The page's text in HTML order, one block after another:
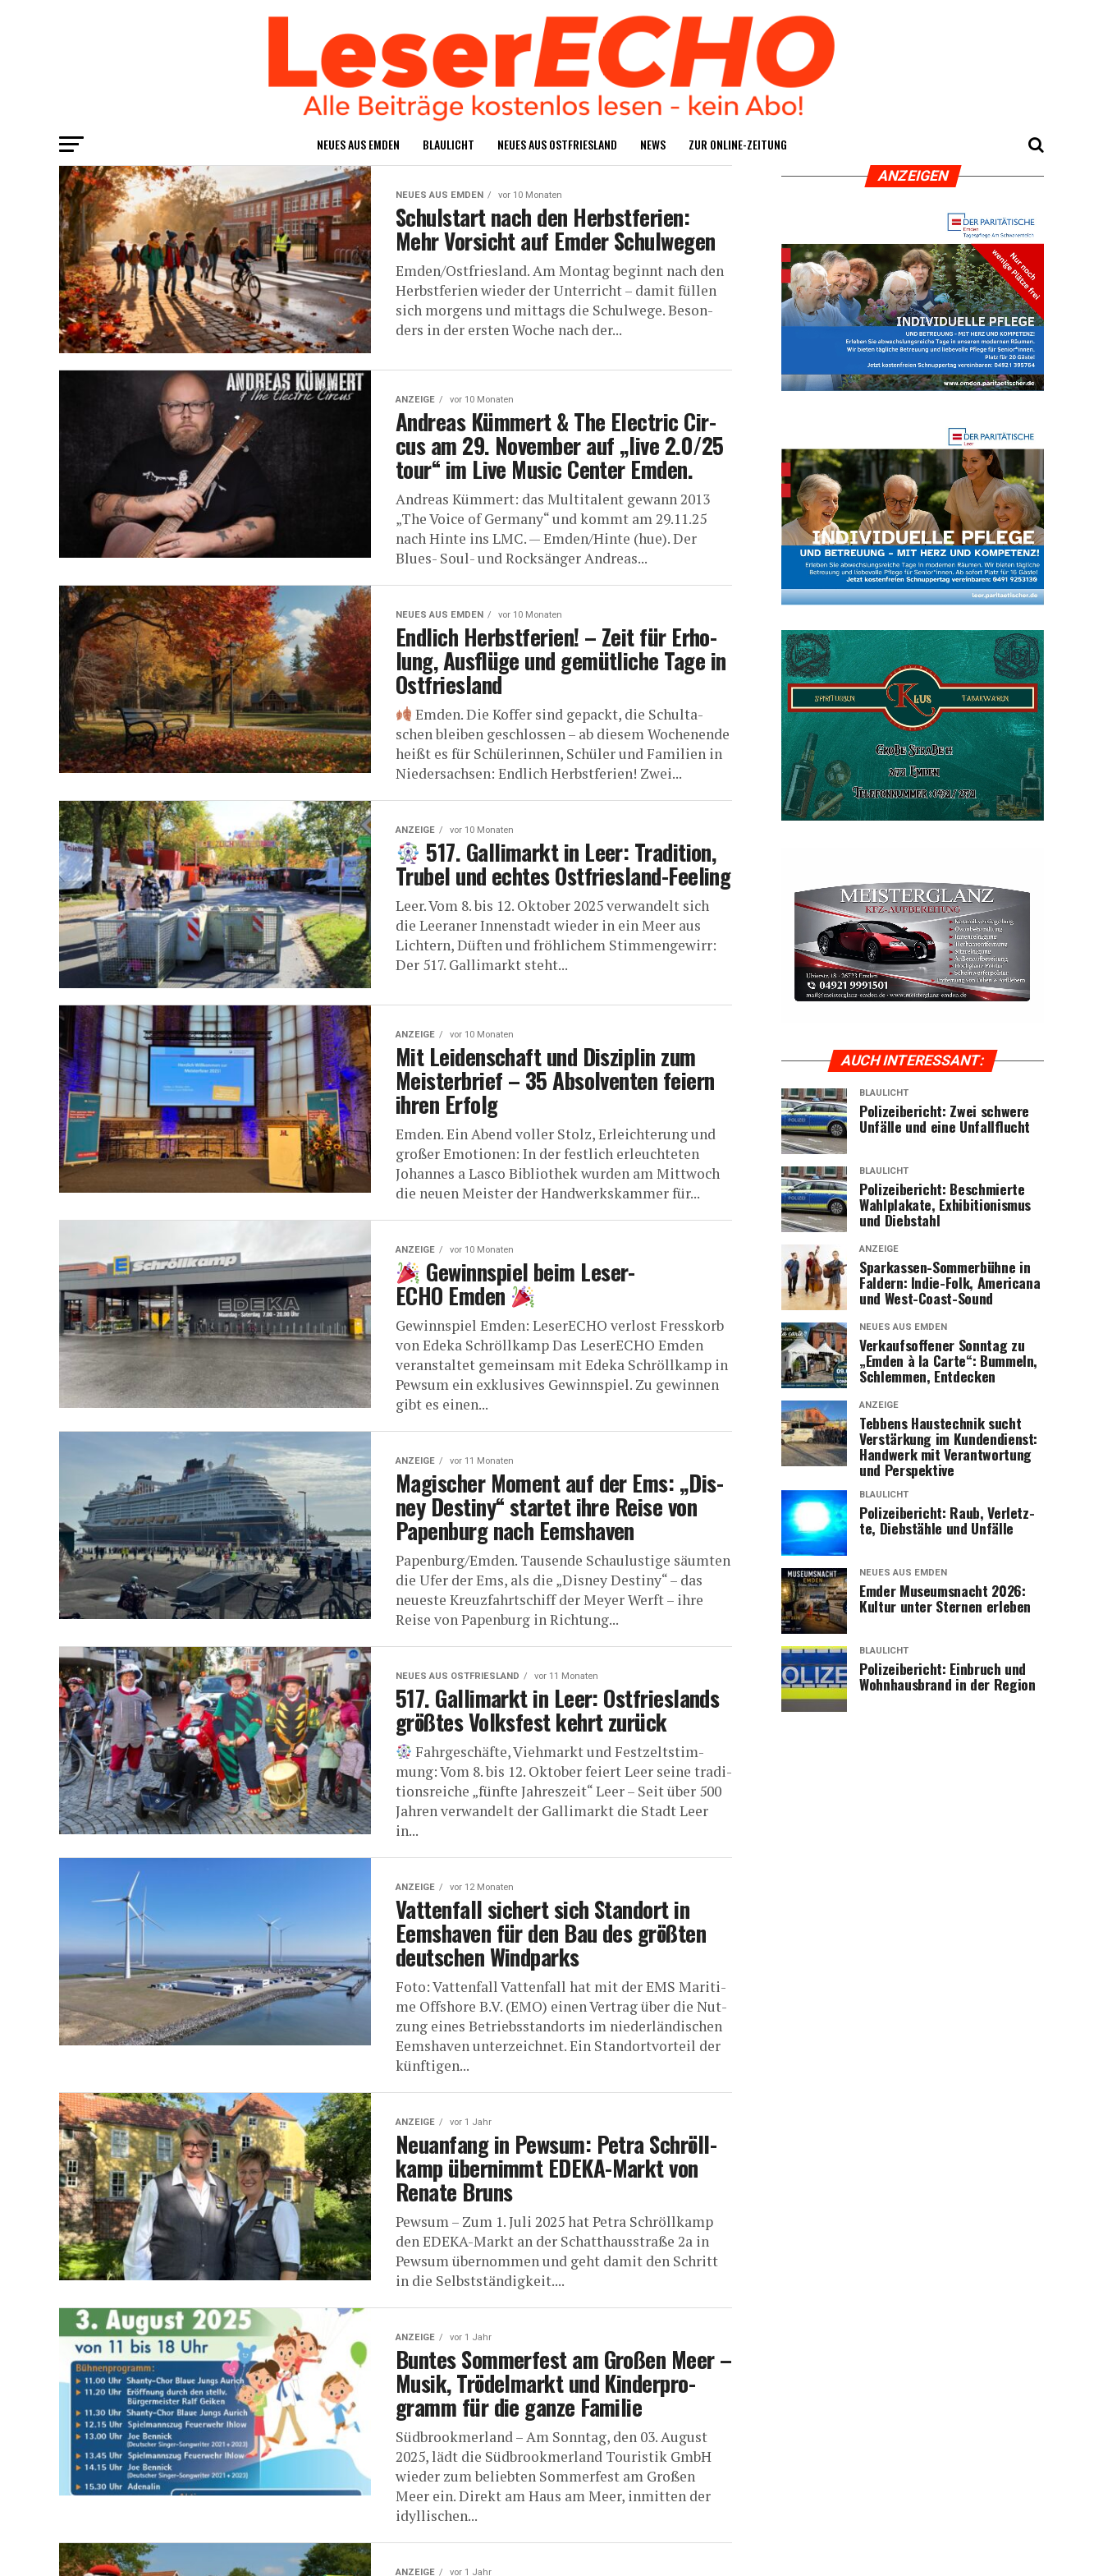
NEU­ES AUS EMDEN BLAU­LICHT NEU­ES AUS OSTFRIESLAND NEWS ZUR ONLINE-ZEI­TUNG
NEUES AUS EMDEN vor 10 Monaten
Schul­start nach den Herbst­fe­ri­en:
Mehr Vor­sicht auf Emder Schulwegen
Emden/Ostfriesland. Am Mon­tag beginnt nach den
Herbst­fe­ri­en wie­der der Unter­richt – damit fül­len
sich mor­gens und mit­tags die Schul­we­ge. Beson­
ders in der ers­ten Woche nach der...
ANZEIGE vor 10 Monaten
Andre­as Küm­mert & The Elec­tric Cir­
cus am 29. Novem­ber auf „live 2.0/25
tour“ im Live Music Cen­ter Emden.
Andre­as Küm­mert: das Mul­ti­ta­lent gewann 2013
„The Voice of Ger­ma­ny“ und kommt am 29.11.25
nach Hin­te ins LMC. — Emden/Hinte (hue). Der
Blues- Soul- und Rock­sän­ger Andre­as...
NEUES AUS EMDEN vor 10 Monaten
End­lich Herbst­fe­ri­en! – Zeit für Erho­
lung, Aus­flü­ge und gemüt­li­che Tage in
Ostfriesland
Emden. Die Kof­fer sind gepackt, die Schul­ta­
schen blei­ben geschlos­sen – ab die­sem Wochen­en­de
heißt es für Schü­le­rin­nen, Schü­ler und Fami­li­en in
Nie­der­sach­sen: End­lich Herbst­fe­ri­en! Zwei...
ANZEIGE vor 10 Monaten
517. Gal­li­markt in Leer: Tra­di­ti­on,
Tru­bel und ech­tes Ostfriesland-Feeling
Leer. Vom 8. bis 12. Okto­ber 2025 ver­wan­delt sich
die Leera­ner Innen­stadt wie­der in ein Meer aus
Lich­tern, Düf­ten und fröh­li­chem Stim­men­ge­wirr:
Der 517. Gal­li­markt steht...
ANZEIGE vor 10 Monaten
Mit Lei­den­schaft und Dis­zi­plin zum
Meis­ter­brief – 35 Absol­ven­ten fei­ern
ihren Erfolg
Emden. Ein Abend vol­ler Stolz, Erleich­te­rung und
gro­ßer Emo­tio­nen: In der fest­lich erleuch­te­ten
Johan­nes a Las­co Biblio­thek wur­den am Mitt­woch
die neu­en Meis­ter der Hand­werks­kam­mer für...
ANZEIGE vor 10 Monaten
Gewinn­spiel beim Lese­r­
ECHO Emden
Gewinn­spiel Emden: Lese­r­ECHO ver­lost Fress­korb
von Ede­ka Schröllkamp Das Lese­r­ECHO Emden
ver­an­stal­tet gemein­sam mit Ede­ka Schröll­kamp in
Pews­um ein exklu­si­ves Gewinn­spiel. Zu gewin­nen
gibt es einen...
ANZEIGE vor 11 Monaten
Magi­scher Moment auf der Ems: „Dis­
ney Desti­ny“ star­tet ihre Rei­se von
Papen­burg nach Eemshaven
Papenburg/Emden. Tau­sen­de Schau­lus­ti­ge säum­ten
die Ufer der Ems, als die „Dis­ney Desti­ny“ – das
neu­es­te Kreuz­fahrt­schiff der Mey­er Werft – ihre
Rei­se von Papen­burg in Rich­tung...
NEUES AUS OSTFRIESLAND vor 11 Monaten
517. Gal­li­markt in Leer: Ost­fries­lands
größ­tes Volks­fest kehrt zurück
Fahr­ge­schäf­te, Vieh­markt und Fest­zelt­stim­
mung: Vom 8. bis 12. Okto­ber fei­ert Leer sei­ne tra­di­
ti­ons­rei­che „fünf­te Jahreszeit“ Leer – Seit über 500
Jah­ren ver­wan­delt der Gal­li­markt die Stadt Leer
in...
ANZEIGE vor 12 Monaten
Vat­ten­fall sichert sich Stand­ort in
Eems­ha­ven für den Bau des größ­ten
deut­schen Windparks
Foto: Vat­ten­fall Vat­ten­fall hat mit der EMS Mari­ti­
me Off­shore B.V. (EMO) einen Ver­trag über die Nut­
zung eines Betriebs­stand­orts im nie­der­län­di­schen
Eems­ha­ven unter­zeich­net. Ein Stand­ort­vor­teil der
künf­ti­gen...
ANZEIGE vor 1 Jahr
Neu­an­fang in Pews­um: Petra Schröll­
kamp über­nimmt EDE­KA-Markt von
Rena­te Bruns
Pews­um – Zum 1. Juli 2025 hat Petra Schröll­kamp
den EDE­KA-Markt an der Schatt­haus­stra­ße 2a in
Pews­um über­nom­men und geht damit den Schritt
in die Selbst­stän­dig­keit....
ANZEIGE vor 1 Jahr
Bun­tes Som­mer­fest am Gro­ßen Meer –
Musik, Trö­del­markt und Kin­der­pro­
gramm für die gan­ze Familie
Süd­brook­mer­land – Am Sonn­tag, den 03. August
2025, lädt die Süd­brook­mer­land Tou­ris­tik GmbH
wie­der zum belieb­ten Som­mer­fest am Gro­ßen
Meer ein. Direkt am Haus am Meer, inmit­ten der
idyl­li­schen...
ANZEIGE vor 1 Jahr
ANZEI­GEN
AUCH INTER­ES­SANT:
BLAULICHT
Poli­zei­be­richt: Zwei schwe­re
Unfäl­le und eine Unfallflucht
BLAULICHT
Poli­zei­be­richt: Beschmier­te
Wahl­pla­ka­te, Exhi­bi­tio­nis­mus
und Diebstahl
ANZEIGE
Spar­kas­sen-Som­mer­büh­ne in
Fald­ern: Indie-Folk, Ame­ri­ca­na
und West-Coast-Sound
NEUES AUS EMDEN
Ver­kaufs­of­fe­ner Sonn­tag zu
„Emden à la Car­te“: Bum­meln,
Schlem­men, Entdecken
ANZEIGE
Teb­bens Haus­tech­nik sucht
Ver­stär­kung im Kun­den­dienst:
Hand­werk mit Ver­ant­wor­tung
und Perspektive
BLAULICHT
Poli­zei­be­richt: Raub, Ver­letz­
te, Dieb­stäh­le und Unfälle
NEUES AUS EMDEN
Emder Muse­ums­nacht 2026:
Kul­tur unter Ster­nen erleben
BLAULICHT
Poli­zei­be­richt: Ein­bruch und
Wohn­haus­brand in der Region